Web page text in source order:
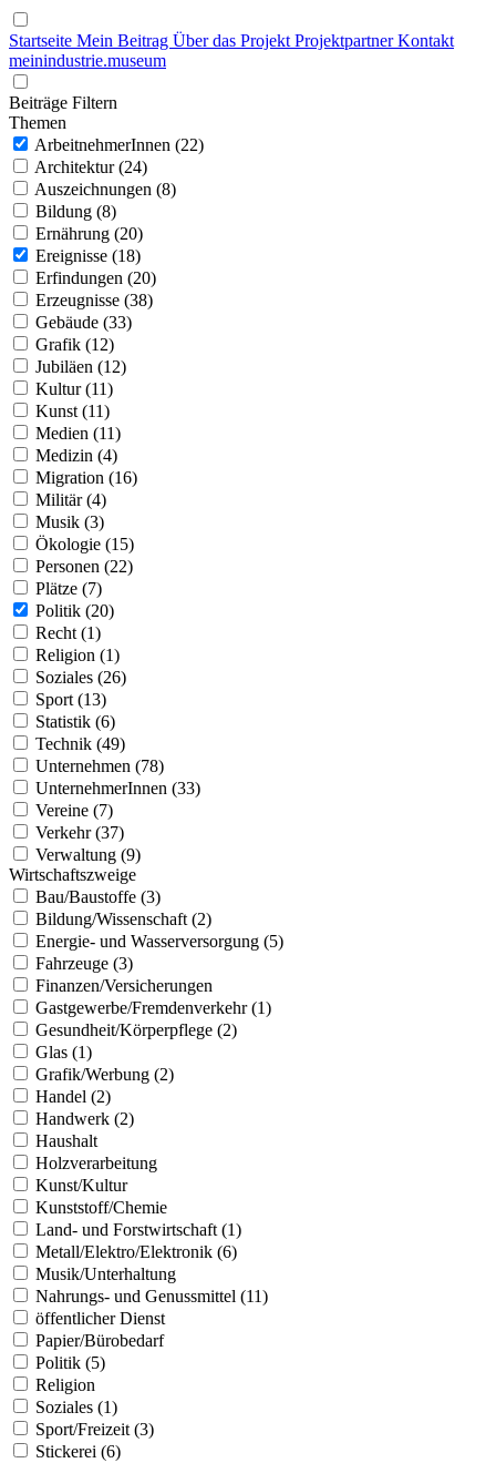
Startseite Mein Beitrag Über das Projekt ProjektpartnerKontakt
meinindustrie.museum
Beiträge Filtern
Themen
ArbeitnehmerInnen (22)
Architektur (24)
Auszeichnungen (8)
Bildung (8)
Ernährung (20)
Ereignisse (18)
Erfindungen (20)
Erzeugnisse (38)
Gebäude (33)
Grafik (12)
Jubiläen (12)
Kultur (11)
Kunst (11)
Medien (11)
Medizin (4)
Migration (16)
Militär (4)
Musik (3)
Ökologie (15)
Personen (22)
Plätze (7)
Politik (20)
Recht (1)
Religion (1)
Soziales (26)
Sport (13)
Statistik (6)
Technik (49)
Unternehmen (78)
UnternehmerInnen (33)
Vereine (7)
Verkehr (37)
Verwaltung (9)
Wirtschaftszweige
Bau/Baustoffe (3)
Bildung/Wissenschaft (2)
Energie- und Wasserversorgung (5)
Fahrzeuge (3)
Finanzen/Versicherungen
Gastgewerbe/Fremdenverkehr (1)
Gesundheit/Körperpflege (2)
Glas (1)
Grafik/Werbung (2)
Handel (2)
Handwerk (2)
Haushalt
Holzverarbeitung
Kunst/Kultur
Kunststoff/Chemie
Land- und Forstwirtschaft (1)
Metall/Elektro/Elektronik (6)
Musik/Unterhaltung
Nahrungs- und Genussmittel (11)
öffentlicher Dienst
Papier/Bürobedarf
Politik (5)
Religion
Soziales (1)
Sport/Freizeit (3)
Stickerei (6)